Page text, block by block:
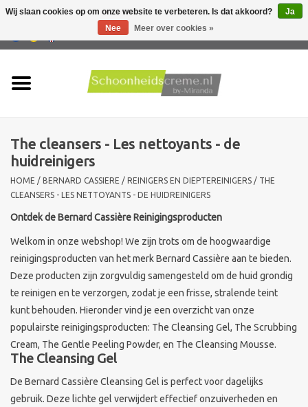
Producten
Huidproblemen
Mannen verzorging
Acties
Nieuw !!
Sothys Paris
Mila d'Opiz
The cleansers - Les nettoyants - de
huidreinigers
HOME / BERNARD CASSIERE / REINIGERS EN DIEPTEREINIGERS / THE
CLEANSERS - LES NETTOYANTS - DE HUIDREINIGERS
Ontdek de Bernard Cassière Reinigingsproducten
Welkom in onze webshop! We zijn trots om de hoogwaardige
reinigingsproducten van het merk Bernard Cassière aan te bieden.
Deze producten zijn zorgvuldig samengesteld om de huid grondig
te reinigen en te verzorgen, zodat je een frisse, stralende teint
kunt behouden. Hieronder vind je een overzicht van onze
populairste reinigingsproducten: The Cleansing Gel, The Scrubbing
Cream, The Gentle Peeling Powder, en The Cleansing Mousse.
The Cleansing Gel
De Bernard Cassière Cleansing Gel is perfect voor dagelijks
gebruik. Deze lichte gel verwijdert effectief onzuiverheden en
Wij slaan cookies op om onze website te verbeteren. Is dat akkoord?
Ja
Nee
Meer over cookies »